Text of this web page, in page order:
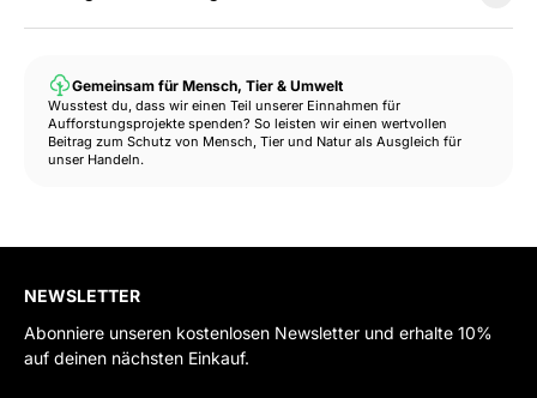
Gemeinsam für Mensch, Tier & Umwelt
Wusstest du, dass wir einen Teil unserer Einnahmen für
Aufforstungsprojekte spenden? So leisten wir einen wertvollen
Beitrag zum Schutz von Mensch, Tier und Natur als Ausgleich für
unser Handeln.
NEWSLETTER
Abonniere unseren kostenlosen Newsletter und erhalte 10%
auf deinen nächsten Einkauf.